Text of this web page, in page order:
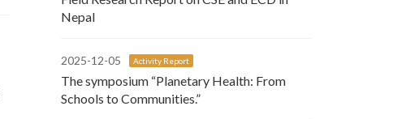
Nepal
2025-12-05 Activity Report
The symposium “Planetary Health: From
Schools to Communities.”